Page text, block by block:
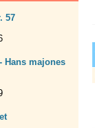
57
Hans majones